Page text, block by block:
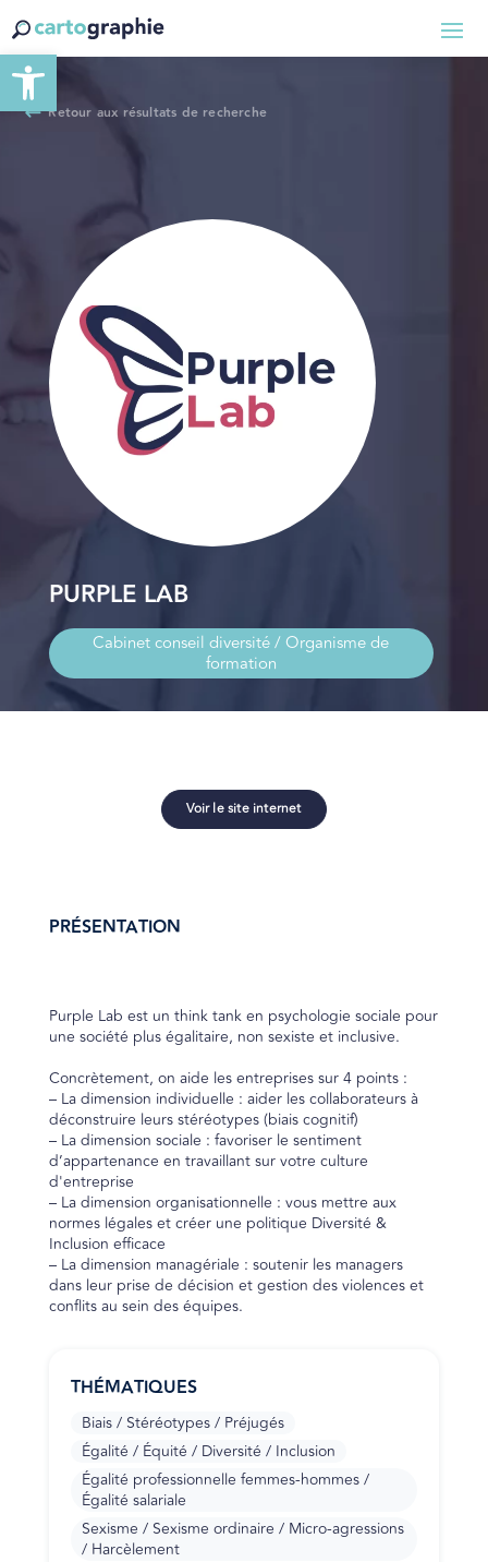
Ouvrir la barre d’outils
Retour aux résultats de recherche
PURPLE LAB
Cabinet conseil diversité / Organisme de
formation
Voir le site internet
PRÉSENTATION
Purple Lab est un think tank en psychologie sociale pour
une société plus égalitaire, non sexiste et inclusive.
Concrètement, on aide les entreprises sur 4 points :
– La dimension individuelle : aider les collaborateurs à
déconstruire leurs stéréotypes (biais cognitif)
– La dimension sociale : favoriser le sentiment
d’appartenance en travaillant sur votre culture
d'entreprise
– La dimension organisationnelle : vous mettre aux
normes légales et créer une politique Diversité &
Inclusion efficace
– La dimension managériale : soutenir les managers
dans leur prise de décision et gestion des violences et
conflits au sein des équipes.
THÉMATIQUES
Biais / Stéréotypes / Préjugés
Égalité / Équité / Diversité / Inclusion
Égalité professionnelle femmes-hommes /
Égalité salariale
Sexisme / Sexisme ordinaire / Micro-agressions
/ Harcèlement